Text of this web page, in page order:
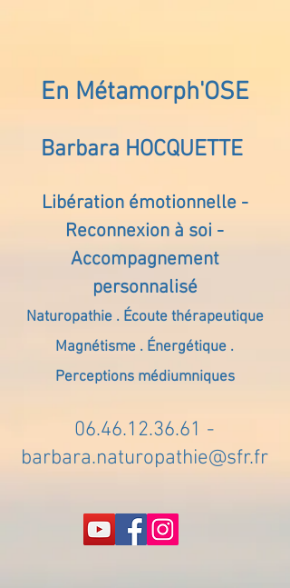
En Métamorph'OSE
Barbara HOCQUETTE
Libération émotionnelle -
Reconnexion à soi -
Accompagnement
personnalisé
Naturopathie . Écoute thérapeutique
Magnétisme . Énergétique .
Perceptions médiumniques
06.46.12.36.61 -
barbara.naturopathie@sfr.fr